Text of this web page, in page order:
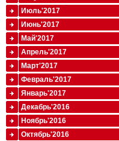
Июль'2017
Июнь'2017
Май'2017
Апрель'2017
Март'2017
Февраль'2017
Январь'2017
Декабрь'2016
Ноябрь'2016
Октябрь'2016